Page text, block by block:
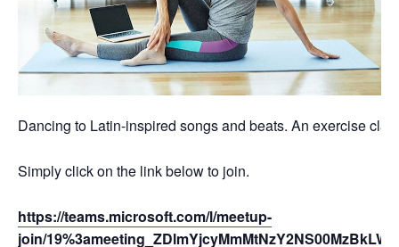
Dancing to Latin-inspired songs and beats. An exercise
Simply click on the link below to join.
https://teams.microsoft.com/l/meetup-
join/